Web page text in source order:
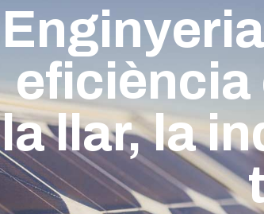
eficiència
la llar, la